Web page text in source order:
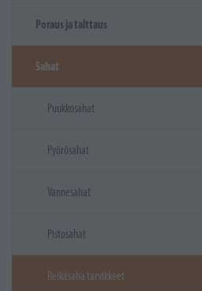
Poraus ja talttaus
Sahat
Puukkosahat
Pyörösahat
Vannesahat
Pistosahat
Reikäsaha tarvikkeet